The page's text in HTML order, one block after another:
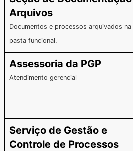
Arquivos
Documentos e processos arquivados na
pasta funcional.
Assessoria da PGP
Atendimento gerencial
Serviço de Gestão e
Controle de Processos